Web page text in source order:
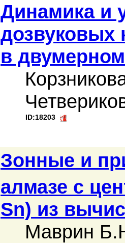
Динамика и
дозвуковых
в
ID:18203
Зонные и
алмазе с
Sn) из
Маврин